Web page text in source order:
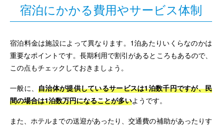
宿泊にかかる費用やサービス体制
宿泊料金は施設によって異なります。1泊あたりいくらなのかは
重要なポイントです。長期利用で割引があるところもあるので、
この点もチェックしておきましょう。
一般に、自治体が提供しているサービスは1泊数千円ですが、民
間の場合は1泊数万円になることが多いようです。
また、ホテルまでの送迎があったり、交通費の補助があったりす